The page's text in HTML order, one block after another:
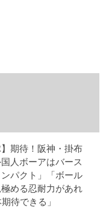
】期待！阪神・掛布
国人ボーアはバース
パクト」「ボール
める忍耐力があれ
待できる」